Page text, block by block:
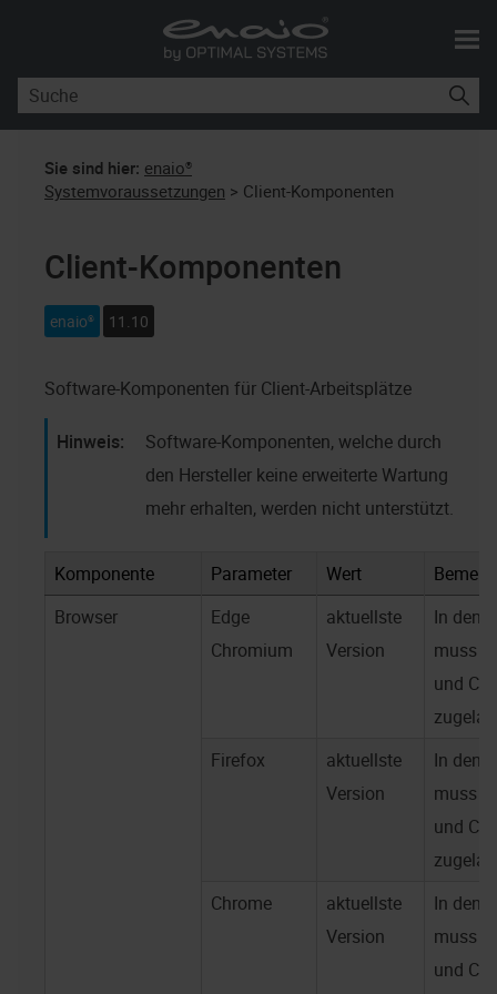
Skip To Main Content
Sie sind hier: enaio®
Systemvoraussetzungen > Client-Komponenten
Client-Komponenten
enaio® 11.10
Software-Komponenten für Client-Arbeitsplätze
Software-Komponenten, welche durch
den Hersteller keine erweiterte Wartung
mehr erhalten, werden nicht unterstützt.
Komponente Parameter Wert
Browser
Edge
Chromium
aktuellste
Version
In den
muss
und
Firefox
aktuellste
Version
In den
muss
und
Chrome
aktuellste
Version
In den
muss
und